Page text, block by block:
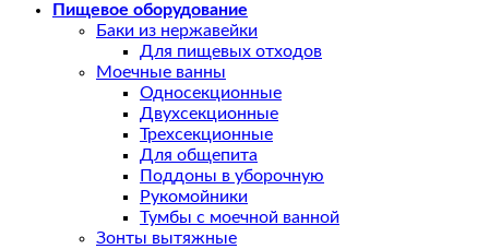
Пищевое оборудование
Баки из нержавейки
Для пищевых отходов
Моечные ванны
Односекционные
Двухсекционные
Трехсекционные
Для общепита
Поддоны в уборочную
Рукомойники
Тумбы с моечной ванной
Зонты вытяжные